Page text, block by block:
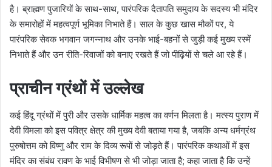
है। ब्राह्मण पुजारियों के साथ-साथ, पारंपरिक दैतापति समुदाय के सदस्य भी मंदिर
के समारोहों में महत्वपूर्ण भूमिका निभाते हैं। साल के कुछ खास मौकों पर, ये
पारंपरिक सेवक भगवान जगन्नाथ और उनके भाई-बहनों से जुड़ी कई मुख्य रस्में
निभाते हैं और उन रीति-रिवाजों को बनाए रखते हैं जो पीढ़ियों से चले आ रहे हैं।
प्राचीन ग्रंथों में उल्लेख
कई हिंदू ग्रंथों में पुरी और उसके धार्मिक महत्व का वर्णन मिलता है। मत्स्य पुराण में
देवी विमला को इस पवित्र क्षेत्र की मुख्य देवी बताया गया है, जबकि अन्य धर्मग्रंथ
पुरुषोत्तम को विष्णु और राम के दिव्य रूपों से जोड़ते हैं। पारंपरिक कथाओं में इस
मंदिर का संबंध रावण के भाई विभीषण से भी जोड़ा जाता है; कहा जाता है कि उन्हें